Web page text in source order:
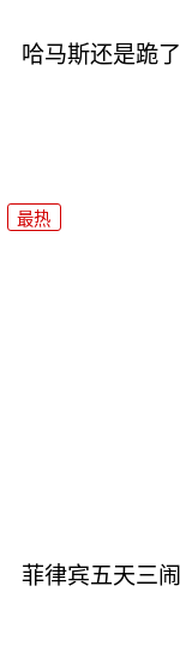
哈马斯还是跪
最热
菲律宾五天三